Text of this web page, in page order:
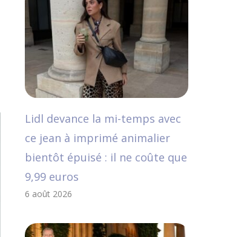
Lidl devance la mi-temps avec
ce jean à imprimé animalier
bientôt épuisé : il ne coûte que
9,99 euros
6 août 2026